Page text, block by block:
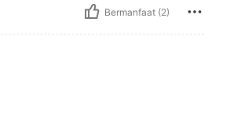
Bermanfaat (2)